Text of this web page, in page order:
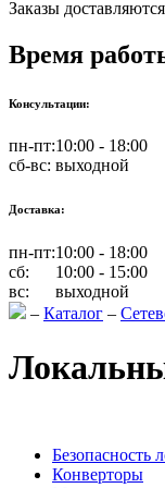
Заказы
Время
Консультации:
пн-пт:10:00 - 18:00
сб-вс: выходной
Доставка:
пн-пт:10:00 - 18:00
сб:
10:00 - 15:00
вс:
выходной
– Каталог –
Безопасность
Конверторы